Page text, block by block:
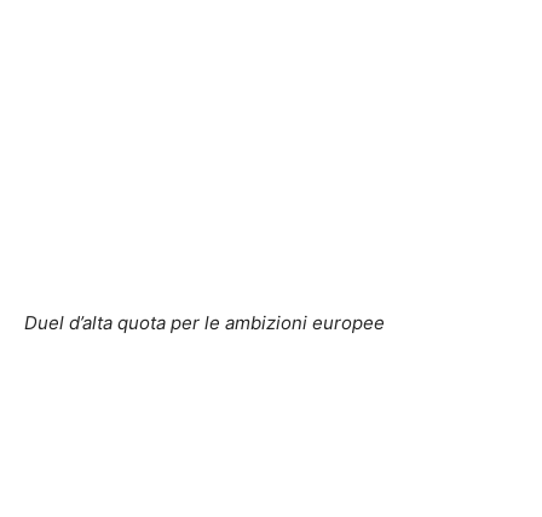
Duel d’alta quota per le ambizioni europee